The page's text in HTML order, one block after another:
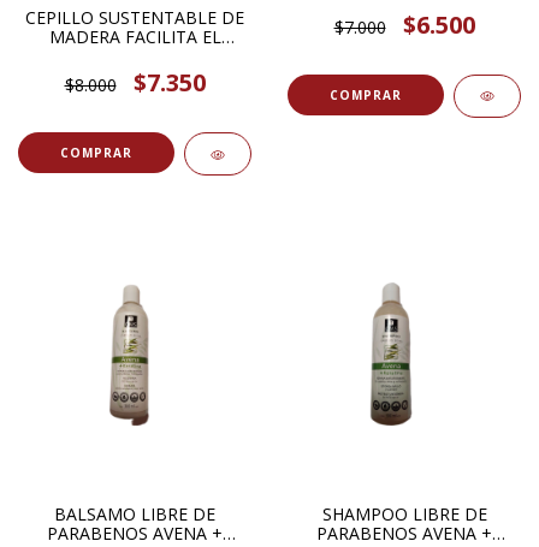
CEPILLO SUSTENTABLE DE
MADERA FACILITA EL
SENTIDO BOTANICA
$8.000 $7.350
$7.000
$6.500
BALSAMO LIBRE DE
PARABENOS AVENA +
SHAMPOO LIBRE DE
PARABENOS AVENA +